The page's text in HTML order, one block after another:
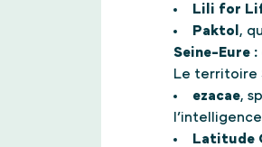
Lili for
Paktol ,
Seine-Eure
Le territoire
ezacae,
Latitude